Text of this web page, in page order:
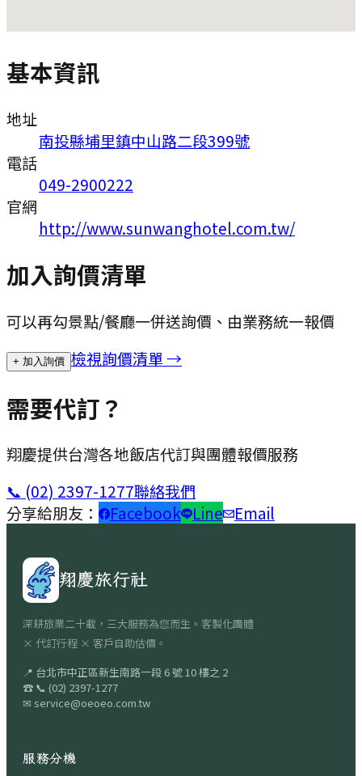
基本資訊
地址
南投縣埔里鎮中山路二段399號
電話
049-2900222
官網
http://www.sunwanghotel.com.tw/
加入詢價清單
可以再勾景點/餐廳一併送詢價、由業務統一報價
+ 加入詢價 檢視詢價清單 →
需要代訂？
翔慶提供台灣各地飯店代訂與團體報價服務
📞 (02) 2397-1277聯絡我們
分享給朋友：
Facebook Line Email
翔慶旅行社
深耕旅業二十載，三大服務為您而生。客製化團體
× 代訂行程 × 客戶自助估價。
📍 台北市中正區新生南路一段 6 號 10 樓之 2
☎ 📞 (02) 2397-1277
✉ service@oeoeo.com.tw
服務分機